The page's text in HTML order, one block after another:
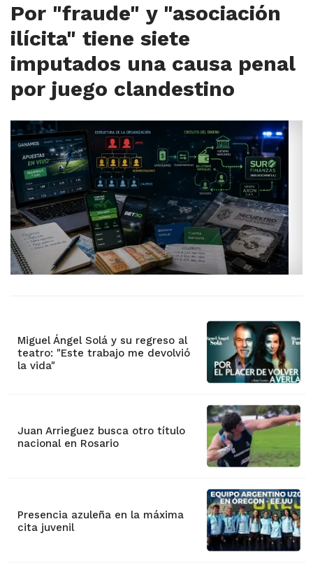
Por "fraude" y "asociación
ilícita" tiene siete
imputados una causa penal
por juego clandestino
Miguel Ángel Solá y su regreso al
teatro: "Este trabajo me devolvió
la vida"
Juan Arrieguez busca otro título
nacional en Rosario
Presencia azuleña en la máxima
cita juvenil